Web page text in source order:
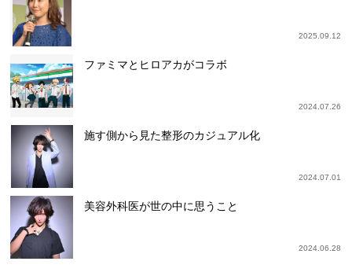
2025.09.12
ファミマとヒロアカがコラボ
2024.07.26
施す側から見た整形のカジュアル化
2024.07.01
美容外科医が世の中に思うこと
2024.06.28